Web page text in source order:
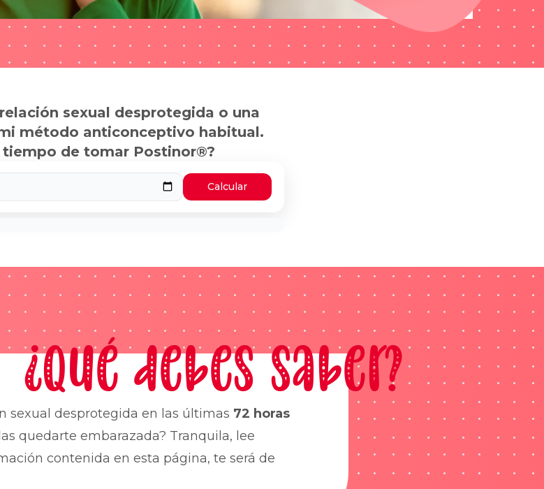
sexual desprotegida o una
método anticonceptivo habitual.
tiempo de tomar Postinor®?
Calcular
¿Qué debes saber?
sexual desprotegida en las últimas 72 horas
quedarte embarazada? Tranquila, lee
contenida en esta página, te será de